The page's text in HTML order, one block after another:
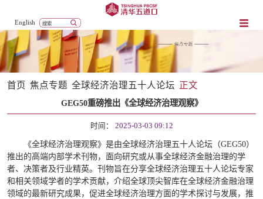
English
首页 焦点专题 全球经济治理五十人论坛 正文
GEG50重磅推出《全球经济治理观察》
时间： 2025-03-03 09:12
《全球经济治理观察》是由全球经济治理五十人论坛（GEG50）
推出的高端内部学术刊物，面向研究或从事全球经济金融治理的学
者、决策者及行业精英。刊物旨在分享全球经济治理五十人论坛专家
和相关领域学者的学术贡献，介绍全球顶尖智库在全球经济金融治理
领域的最新研究成果，促进全球经济治理方面的学术探讨与发展，推